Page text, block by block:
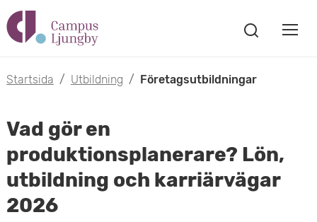
p
s
k
f
ö
V
m
o
Startsida / Utbildning / Företagsutbildningar
Vad gör en
produktionsplanerare? Lön,
utbildning och karriärvägar
2026